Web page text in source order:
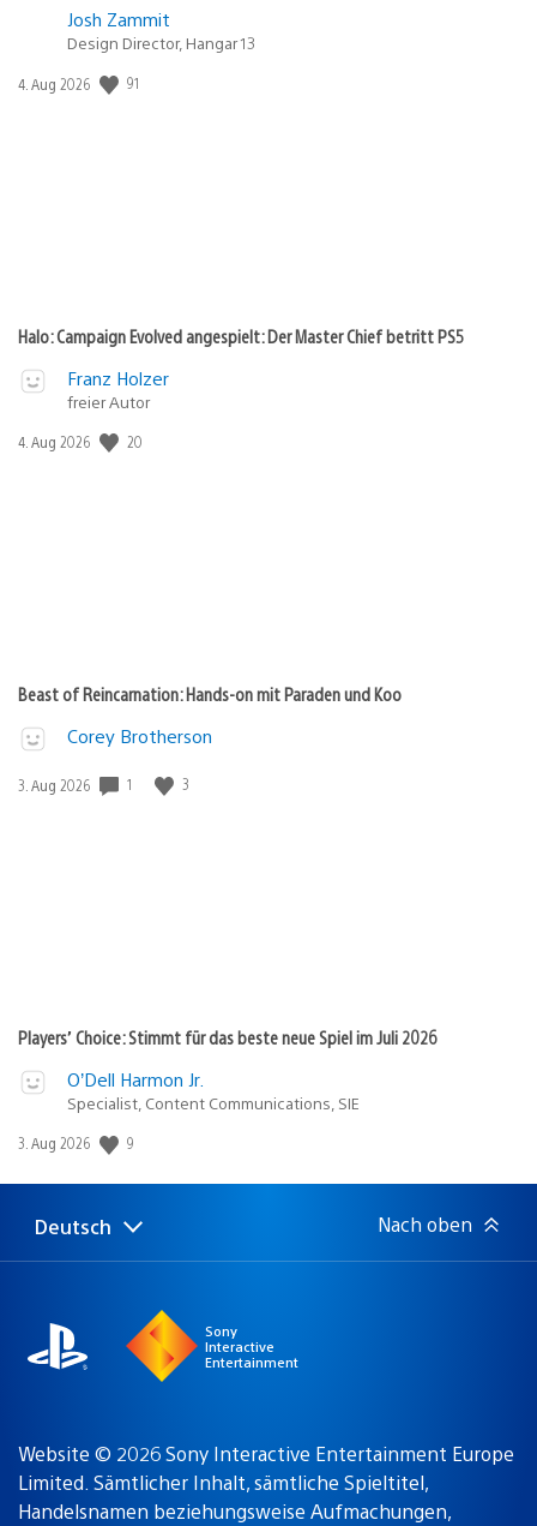
Josh Zammit
Design Director, Hangar 13
Veröffentlichungsdatum:
4. Aug 2026 91
Halo: Campaign Evolved angespielt: Der Master Chief betritt PS5
Franz Holzer
freier Autor
Veröffentlichungsdatum:
4. Aug 2026 20
Beast of Reincarnation: Hands-on mit Paraden und Koo
Corey Brotherson
Veröffentlichungsdatum:
3. Aug 2026 1 3
Players’ Choice: Stimmt für das beste neue Spiel im Juli 2026
O’Dell Harmon Jr.
Specialist, Content Communications, SIE
Veröffentlichungsdatum:
3. Aug 2026 9
Select
a
Aktuelle
Region:
Deutsch Nach oben
Sony
Interactive
Entertainment
Website © 2026 Sony Interactive Entertainment Europe
Limited. Sämtlicher Inhalt, sämtliche Spieltitel,
Handelsnamen beziehungsweise Aufmachungen,